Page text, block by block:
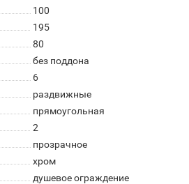
100
195
80
без поддона
6
раздвижные
прямоугольная
2
прозрачное
хром
душевое ограждение